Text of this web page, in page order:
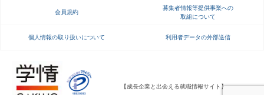
会員規約
募集者情報等提供事業への
取組について
個人情報の取り扱いについて 利用者データの外部送信
【成長企業と出会える就職情報サイト】